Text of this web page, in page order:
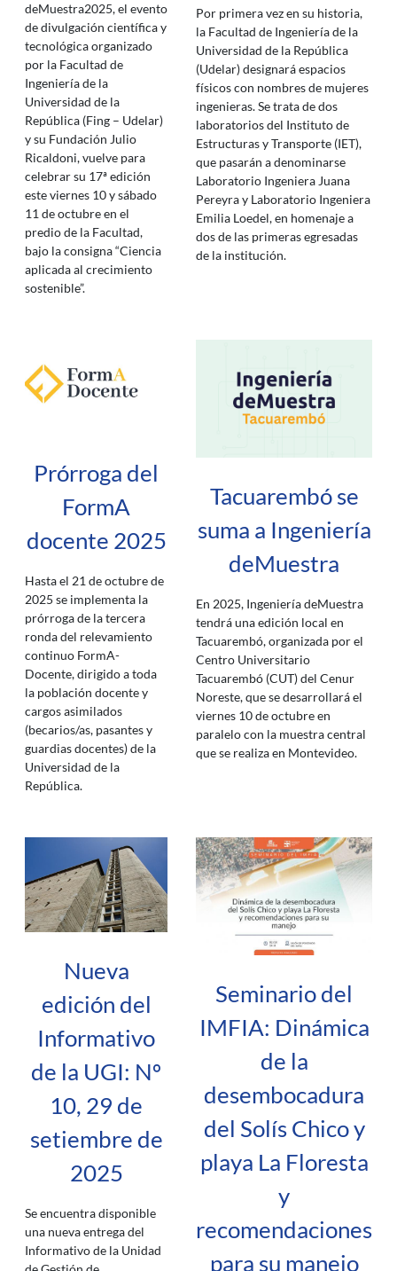
deMuestra2025, el evento
de divulgación científica y
tecnológica organizado
por la Facultad de
Ingeniería de la
Universidad de la
República (Fing – Udelar)
y su Fundación Julio
Ricaldoni, vuelve para
celebrar su 17ª edición
este viernes 10 y sábado
11 de octubre en el
predio de la Facultad,
bajo la consigna “Ciencia
aplicada al crecimiento
sostenible”.
Por primera vez en su historia,
la Facultad de Ingeniería de la
Universidad de la República
(Udelar) designará espacios
físicos con nombres de mujeres
ingenieras. Se trata de dos
laboratorios del Instituto de
Estructuras y Transporte (IET),
que pasarán a denominarse
Laboratorio Ingeniera Juana
Pereyra y Laboratorio Ingeniera
Emilia Loedel, en homenaje a
dos de las primeras egresadas
de la institución.
Prórroga del
FormA
docente 2025
Hasta el 21 de octubre de
2025 se implementa la
prórroga de la tercera
ronda del relevamiento
continuo FormA-
Docente, dirigido a toda
la población docente y
cargos asimilados
(becarios/as, pasantes y
guardias docentes) de la
Universidad de la
República.
Tacuarembó se
suma a Ingeniería
deMuestra
En 2025, Ingeniería deMuestra
tendrá una edición local en
Tacuarembó, organizada por el
Centro Universitario
Tacuarembó (CUT) del Cenur
Noreste, que se desarrollará el
viernes 10 de octubre en
paralelo con la muestra central
que se realiza en Montevideo.
Nueva
edición del
Informativo
de la UGI: Nº
10, 29 de
setiembre de
2025
Se encuentra disponible
una nueva entrega del
Informativo de la Unidad
Seminario del
IMFIA: Dinámica
de la
desembocadura
del Solís Chico y
playa La Floresta
y
recomendaciones
para su manejo